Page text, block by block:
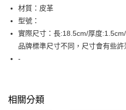
１．簡單：不需註冊會員、不需綁卡、不需
３．安心：先確認商品／服務後，再付款。
【「AFTEE先享後付」結帳流程】
１．於結帳方式選擇「AFTEE先享後付」
結帳頁面，進行簡訊認證並確認金額後，
※ 請注意：結帳手續完成當下不需立刻繳
購買商品的店家。未經商家同意取消之訂
全家取貨付款
免運費
付款後7-11取貨
材質：皮革
型號：
實際尺寸：長:18.5cm/厚度
品牌標準尺寸不同，尺寸會有些
-
相關分類